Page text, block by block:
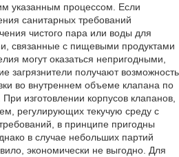
указанным процессом. Если
санитарных требований
чистого пара или воды для
связанные с пищевыми продуктами
могут оказаться непригодными,
загрязнители получают возможность
во внутреннем объеме клапана по
изготовлении корпусов клапанов,
регулирующих текучую среду с
в принципе пригодны
в случае небольших партий
экономически не выгодно. Для